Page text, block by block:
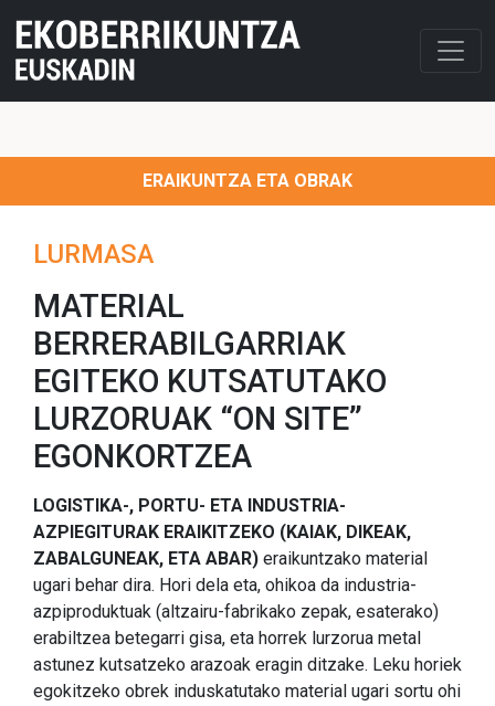
ERAIKUNTZA ETA OBRAK
LURMASA
MATERIAL
BERRERABILGARRIAK
EGITEKO KUTSATUTAKO
LURZORUAK “ON SITE”
EGONKORTZEA
LOGISTIKA-, PORTU- ETA INDUSTRIA-
AZPIEGITURAK ERAIKITZEKO (KAIAK, DIKEAK,
ZABALGUNEAK, ETA ABAR) eraikuntzako material
ugari behar dira. Hori dela eta, ohikoa da industria-
azpiproduktuak (altzairu-fabrikako zepak, esaterako)
erabiltzea betegarri gisa, eta horrek lurzorua metal
astunez kutsatzeko arazoak eragin ditzake. Leku horiek
egokitzeko obrek induskatutako material ugari sortu ohi